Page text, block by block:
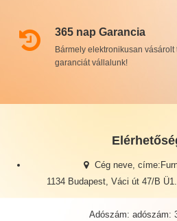
365 nap Garancia
Bármely elektronikusan
garanciát vállalunk!
Cég neve,
1134 Budapest, Váci út 47/B
Adószám: adószám: